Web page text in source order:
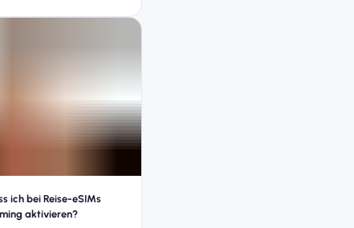
ich bei Reise-eSIMs
aktivieren?